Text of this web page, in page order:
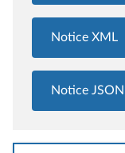
Notice XML
Notice JSON